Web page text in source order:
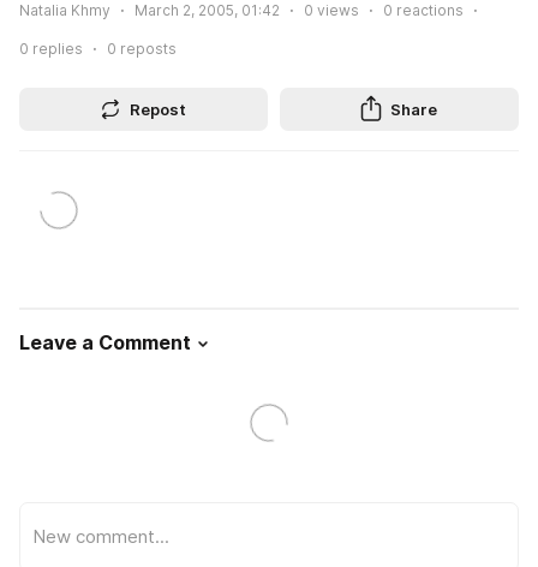
Natalia Khmy March 2, 2005, 01:42 0 views 0 reactions
0 replies 0 reposts
Repost Share
Leave a Comment